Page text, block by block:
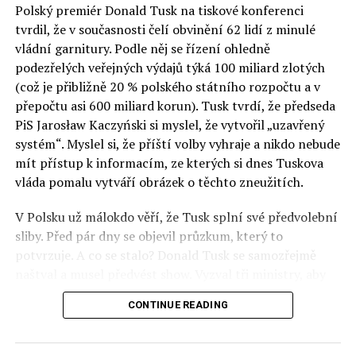
Otázky spojené s vývojem umělé inteligence budou na
fóru AI zvláště diskutovanou oblastí. Fórum AI bude
zahrnovat vyhrazenou tematickou trať skládající se z
panelů, prezentací, workshopů a speciálních akcí.
Budou diskutovány klíčové otázky vlivu umělé
inteligence ve společnosti, ale i v sektoru veřejných a
komerčních služeb. Budou se diskutovat problémy a
výzvy, kterým bude muset trh čelit tváří v tvář zásadním
technologickým změnám. Účastníci fóra také zváží, do
technologií umělé inteligence v mnoha oblastech života
umožní Evropské unii obnovit konkurenceschopnost ve
vztahu ke globálním ekonomikám a nutnosti zajistit
Polský premiér Donald Tusk na tiskové konferenci
tvrdil, že v současnosti čelí obvinění 62 lidí z minulé
vládní garnitury. Podle něj se řízení ohledně
podezřelých veřejných výdajů týká 100 miliard zlotých
(což je přibližně 20 % polského státního rozpočtu a v
přepočtu asi 600 miliard korun). Tusk tvrdí, že předseda
PiS Jarosław Kaczyński si myslel, že vytvořil „uzavřený
systém“. Myslel si, že příští volby vyhraje a nikdo nebude
mít přístup k informacím, ze kterých si dnes Tuskova
vláda pomalu vytváří obrázek o těchto zneužitích.
V Polsku už málokdo věří, že Tusk splní své předvolební
sliby. Před pár dny se objevil průzkum, který to
potvrzuje. A co se stalo? Donald Tusk se samozřejmě
před kamerami podepsali dohodu o stíhání členů PiS, a
ti poslušně ono divadlo předvedli. Andrzej Domański
CONTINUE READING